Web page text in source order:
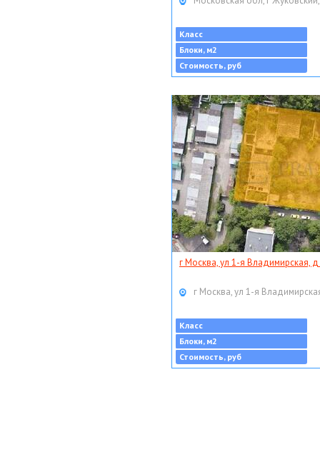
Класс
Блоки, м2
Стоимость, руб
г Москва, ул 1-я Владимирская, д
г Москва, ул 1-я
Класс
Блоки, м2
Стоимость, руб